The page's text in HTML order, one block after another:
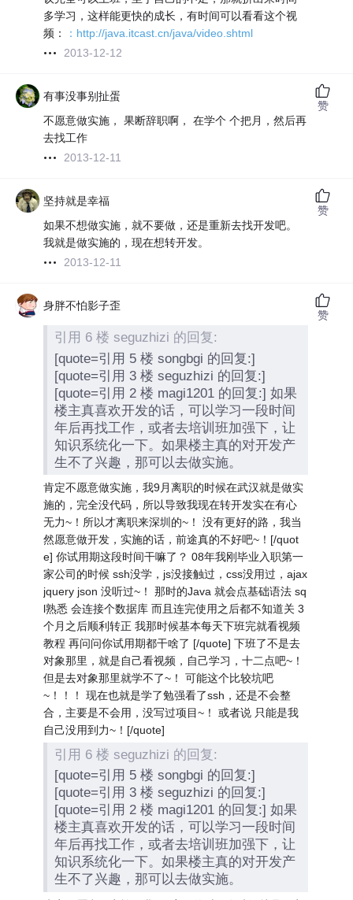
多学习，这样能更快的成长，有时间可以看看这个视
频：
：http://java.itcast.cn/java/video.shtml
2013-12-12
有事没事别扯蛋
不愿意做实施， 果断辞职啊， 在学个 个把月，然后再
去找工作
2013-12-11
赞
坚持就是幸福
如果不想做实施，就不要做，还是重新去找开发吧。
我就是做实施的，现在想转开发。
2013-12-11
赞
身胖不怕影子歪
引用 6 楼 seguzhizi 的回复:
[quote=引用 5 楼 songbgi 的回复:]
[quote=引用 3 楼 seguzhizi 的回复:]
[quote=引用 2 楼 magi1201 的回复:] 如果
楼主真喜欢开发的话，可以学习一段时间
年后再找工作，或者去培训班加强下，让
知识系统化一下。如果楼主真的对开发产
生不了兴趣，那可以去做实施。
肯定不愿意做实施，我9月离职的时候在武汉就是做实
施的，完全没代码，所以导致我现在转开发实在有心
无力~！所以才离职来深圳的~！ 没有更好的路，我当
然愿意做开发，实施的话，前途真的不好吧~！[/quot
e] 你试用期这段时间干嘛了？ 08年我刚毕业入职第一
家公司的时候 ssh没学，js没接触过，css没用过，ajax
jquery json 没听过~！ 那时的Java 就会点基础语法 sq
l熟悉 会连接个数据库 而且连完使用之后都不知道关 3
个月之后顺利转正 我那时候基本每天下班完就看视频
教程 再问问你试用期都干啥了 [/quote] 下班了不是去
对象那里，就是自己看视频，自己学习，十二点吧~！
但是去对象那里就学不了~！ 可能这个比较坑吧
~！！！ 现在也就是学了勉强看了ssh，还是不会整
合，主要是不会用，没写过项目~！ 或者说 只能是我
自己没用到力~！[/quote]
引用 6 楼 seguzhizi 的回复:
[quote=引用 5 楼 songbgi 的回复:]
[quote=引用 3 楼 seguzhizi 的回复:]
[quote=引用 2 楼 magi1201 的回复:] 如果
楼主真喜欢开发的话，可以学习一段时间
年后再找工作，或者去培训班加强下，让
知识系统化一下。如果楼主真的对开发产
生不了兴趣，那可以去做实施。
赞